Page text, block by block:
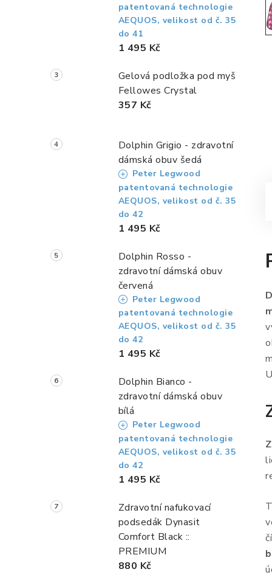
n
patentovaná technologie
AEQUOS, velikost od č. 35
do 41
1 495 Kč
Gelová podložka pod myš
Fellowes Crystal
357 Kč
Dolphin Grigio - zdravotní
dámská obuv šedá
Peter Legwood
patentovaná technologie
AEQUOS, velikost od č. 35
do 42
1 495 Kč
Dolphin Rosso -
zdravotní dámská obuv
červená
Peter Legwood
patentovaná technologie
AEQUOS, velikost od č. 35
do 42
1 495 Kč
Dolphin Bianco -
zdravotní dámská obuv
bílá
Peter Legwood
patentovaná technologie
AEQUOS, velikost od č. 35
do 42
1 495 Kč
Zdravotní nafukovací
podsedák Dynasit
Comfort Black ::
PREMIUM
880 Kč